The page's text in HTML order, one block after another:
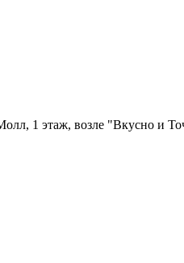
1 этаж, возле "Вкусно и